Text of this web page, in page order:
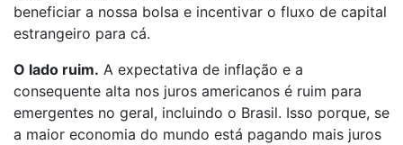
beneficiar a nossa bolsa e incentivar o fluxo de capital
estrangeiro para cá.
O lado ruim. A expectativa de inflação e a
consequente alta nos juros americanos é ruim para
emergentes no geral, incluindo o Brasil. Isso porque, se
a maior economia do mundo está pagando mais juros